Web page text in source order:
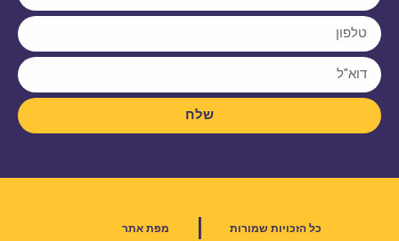
שלח
כל הזכויות שמורות | מפת אתר